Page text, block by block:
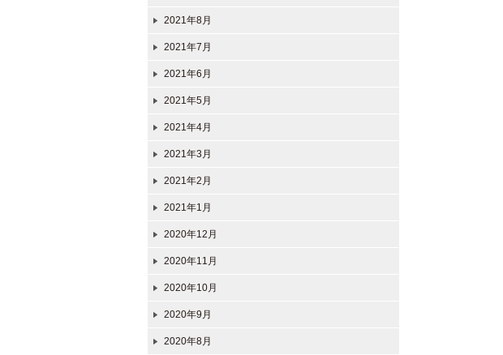
2021年8月
2021年7月
2021年6月
2021年5月
2021年4月
2021年3月
2021年2月
2021年1月
2020年12月
2020年11月
2020年10月
2020年9月
2020年8月